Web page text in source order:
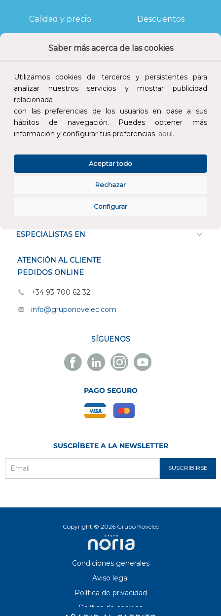
Saber más acerca de las cookies
Utilizamos cookies de terceros y persistentes para
analizar nuestros servicios y mostrar publicidad
relacionada
con las preferencias de los usuarios en base a sus
hábitos de navegación. Puedes obtener más
información y configurar tus preferencias aquí.
Configurar
Rechazar
Aceptar todo
Calidad y precio Descuentos
Devoluciones Pago seguro
Atención al cliente
ESPECIALISTAS EN
ATENCIÓN AL CLIENTE
PEDIDOS ONLINE
+34 93 700 62 32
info@gruponovelec.com
SÍGUENOS
Facebook
Novelec
Linkedin
Novelec
Instagram
Novelec
Youtube
Novelec
PAGO SEGURO
SUSCRÍBETE A LA NEWSLETTER
SUSCRIBIRSE
Copyright © 2026 Grupo Novelec
Condiciones generales
Aviso legal
Política de privacidad
Política de cookies